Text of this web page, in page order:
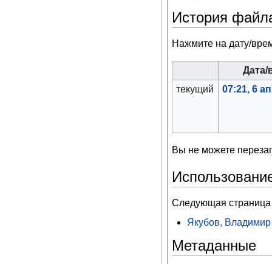
История
Нажмите на дату/
Дата/
текущий
07:21, 6
Вы не можете
Следующая страница
Якубов,
Метаданные